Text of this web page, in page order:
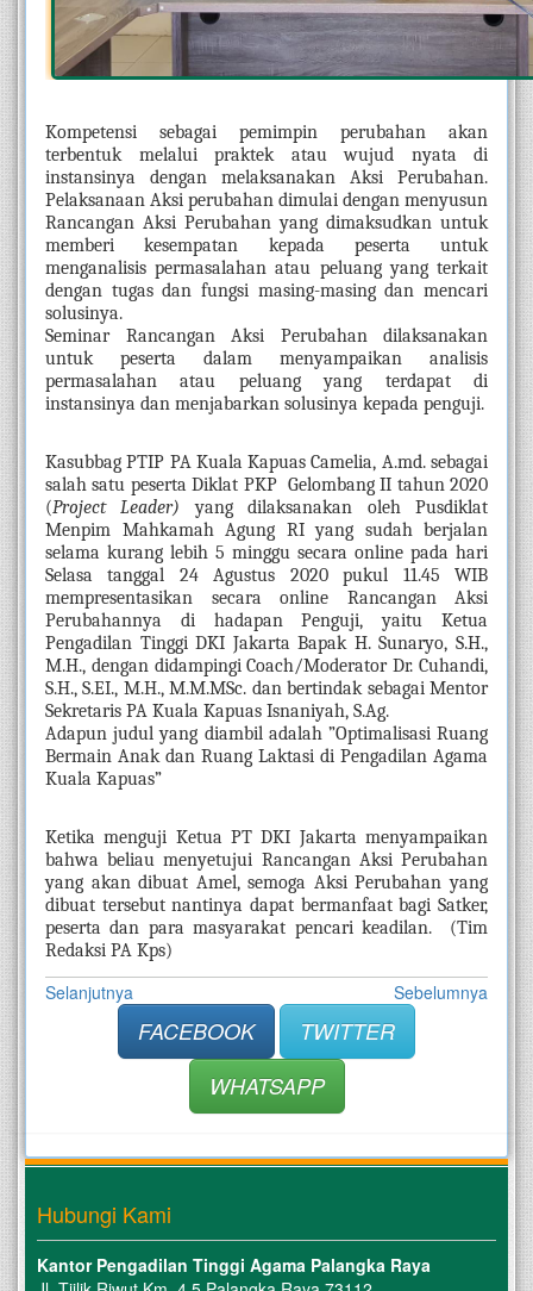
Kompetensi sebagai pemimpin perubahan akan
terbentuk melalui praktek atau wujud nyata di
instansinya dengan melaksanakan Aksi Perubahan.
Pelaksanaan Aksi perubahan dimulai dengan menyusun
Rancangan Aksi Perubahan yang dimaksudkan untuk
memberi kesempatan kepada peserta untuk
menganalisis permasalahan atau peluang yang terkait
dengan tugas dan fungsi masing-masing dan mencari
solusinya.
Seminar Rancangan Aksi Perubahan dilaksanakan
untuk peserta dalam menyampaikan analisis
permasalahan atau peluang yang terdapat di
instansinya dan menjabarkan solusinya kepada penguji.
Kasubbag PTIP PA Kuala Kapuas Camelia, A.md. sebagai
salah satu peserta Diklat PKP  Gelombang II tahun 2020
(Project Leader) yang dilaksanakan oleh Pusdiklat
Menpim Mahkamah Agung RI yang sudah berjalan
selama kurang lebih 5 minggu secara online pada hari
Selasa tanggal 24 Agustus 2020 pukul 11.45 WIB
mempresentasikan secara online Rancangan Aksi
Perubahannya di hadapan Penguji, yaitu Ketua
Pengadilan Tinggi DKI Jakarta Bapak H. Sunaryo, S.H.,
M.H., dengan didampingi Coach/Moderator Dr. Cuhandi,
S.H., S.EI., M.H., M.M.MSc. dan bertindak sebagai Mentor
Sekretaris PA Kuala Kapuas Isnaniyah, S.Ag.
Adapun judul yang diambil adalah ”Optimalisasi Ruang
Bermain Anak dan Ruang Laktasi di Pengadilan Agama
Kuala Kapuas”
Ketika menguji Ketua PT DKI Jakarta menyampaikan
bahwa beliau menyetujui Rancangan Aksi Perubahan
yang akan dibuat Amel, semoga Aksi Perubahan yang
dibuat tersebut nantinya dapat bermanfaat bagi Satker,
peserta dan para masyarakat pencari keadilan.  (Tim
Redaksi PA Kps)
Selanjutnya Sebelumnya
FACEBOOK
TWITTER
WHATSAPP
Hubungi Kami
Kantor Pengadilan Tinggi Agama Palangka Raya